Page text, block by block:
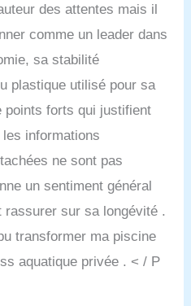
des attentes mais il
comme un leader dans
sa stabilité
plastique utilisé pour sa
points forts qui justifient
informations
ne sont pas
un sentiment général
sur sa longévité .
transformer ma piscine
aquatique privée . < / P